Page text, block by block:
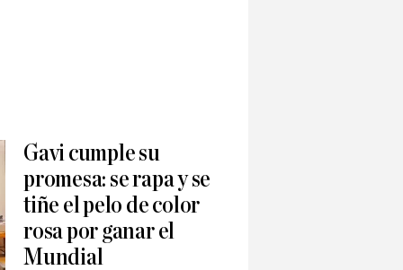
Gavi cumple su
promesa: se rapa y se
tiñe el pelo de color
rosa por ganar el
Mundial